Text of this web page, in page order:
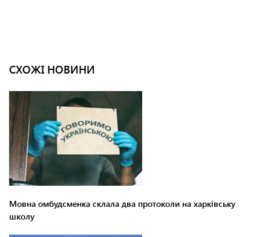
СХОЖІ НОВИНИ
Мовна омбудсменка склала два протоколи на харківську
школу